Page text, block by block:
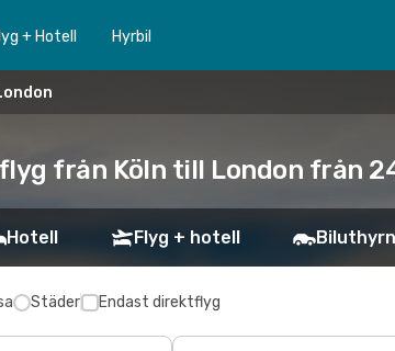
+ Hotell Hyrbil
från Köln till London från
Hotell Flyg + hotell
Städer Endast direktflyg